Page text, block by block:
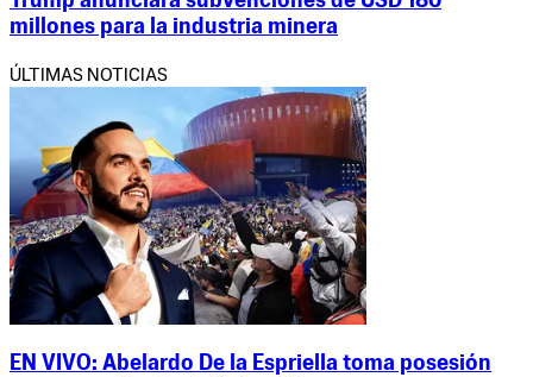
millones para la industria minera
ÚLTIMAS NOTICIAS
EN VIVO: Abelardo De la Espriella toma posesión